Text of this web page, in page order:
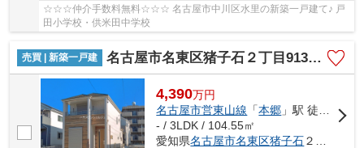
☆☆☆仲介手数料無料☆☆☆ 名古屋市中川区水里の新築一戸建て♪ 戸
田小学校・供米田中学校
売買 | 新築一戸建 名古屋市名東区猪子石２丁目913-3【仲介手数料無料】新築一戸建て B号棟
4,390万円
名古屋市営東山線 「本郷 」駅 徒歩21分
- / 3LDK / 104.55㎡
愛知県名古屋市名東区猪子石２丁目913-3